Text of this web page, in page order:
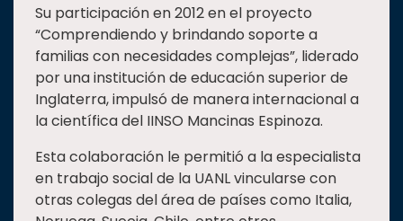
Su participación en 2012 en el proyecto
“Comprendiendo y brindando soporte a
familias con necesidades complejas”, liderado
por una institución de educación superior de
Inglaterra, impulsó de manera internacional a
la científica del IINSO Mancinas Espinoza.
Esta colaboración le permitió a la especialista
en trabajo social de la UANL vincularse con
otras colegas del área de países como Italia,